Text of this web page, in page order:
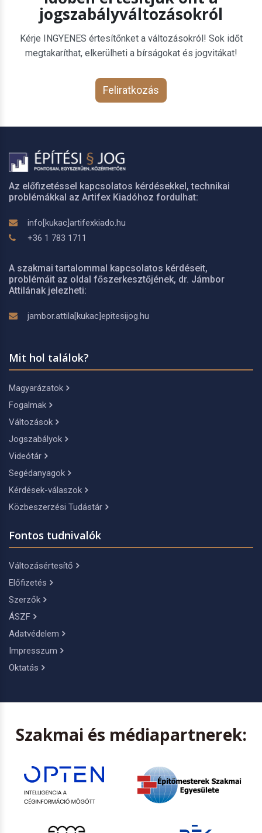
jogszabályváltozásokról
Kérje INGYENES értesítőnket a változásokról! Sok időt
megtakaríthat, elkerülheti a bírságokat és jogvitákat!
Feliratkozás
Az előfizetéssel kapcsolatos kérdésekkel, technikai
problémákkal az Artifex Kiadóhoz fordulhat:
info[kukac]artifexkiado.hu
+36 1 783 1711
A szakmai tartalommal kapcsolatos kérdéseit,
problémáit az oldal főszerkesztőjének, dr. Jámbor
Attilának jelezheti:
jambor.attila[kukac]epitesijog.hu
Mit hol találok?
Magyarázatok
Fogalmak
Változások
Jogszabályok
Videótár
Segédanyagok
Kérdések-válaszok
Közbeszerzési Tudástár
Fontos tudnivalók
Változásértesítő
Előfizetés
Szerzők
ÁSZF
Adatvédelem
Impresszum
Oktatás
Szakmai és médiapartnerek: